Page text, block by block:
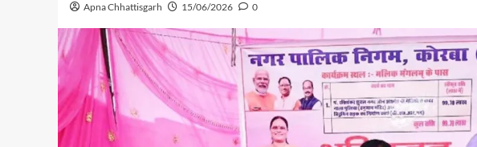
Apna Chhattisgarh 15/06/2026 0